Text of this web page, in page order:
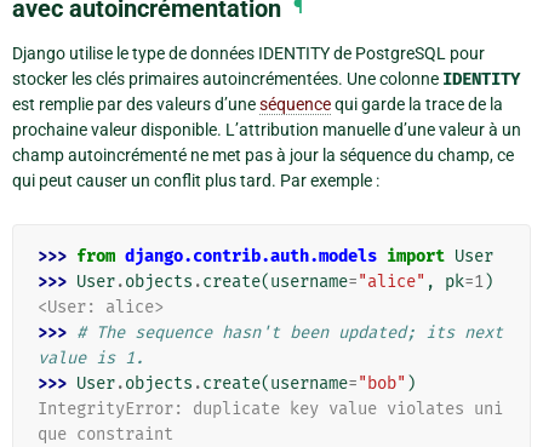
avec autoincrémentation ¶
Django utilise le type de données IDENTITY de PostgreSQL pour
stocker les clés primaires autoincrémentées. Une colonne IDENTITY
est remplie par des valeurs d’uneséquencequi garde la trace de la
prochaine valeur disponible. L’attribution manuelle d’une valeur à un
champ autoincrémenté ne met pas à jour la séquence du champ, ce
qui peut causer un conflit plus tard. Par exemple :
>>> from django.contrib.auth.models import User
>>> User.objects .create(username="alice" , pk=1)
<User: alice>
>>> # The sequence hasn't been updated; its next
value is 1.
>>> User.objects .create(username="bob" )
IntegrityError: duplicate key value violates uni
que constraint